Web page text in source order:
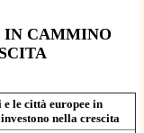
IN CAMMINO
le città europee in
nella crescita